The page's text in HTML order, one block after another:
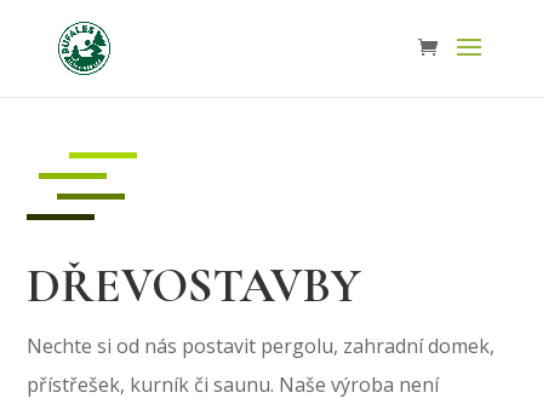
DŘEVOSTAVBY
Nechte si od nás postavit pergolu, zahradní domek,
přístřešek, kurník či saunu. Naše výroba není